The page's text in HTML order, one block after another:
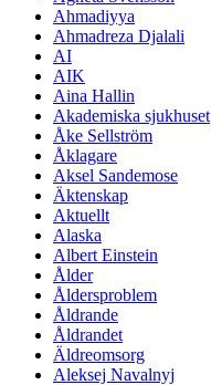
Ahmadiyya
Ahmadreza Djalali
AI
AIK
Aina Hallin
Akademiska sjukhuset
Åke Sellström
Åklagare
Aksel Sandemose
Äktenskap
Aktuellt
Alaska
Albert Einstein
Ålder
Åldersproblem
Åldrande
Åldrandet
Äldreomsorg
Aleksej Navalnyj